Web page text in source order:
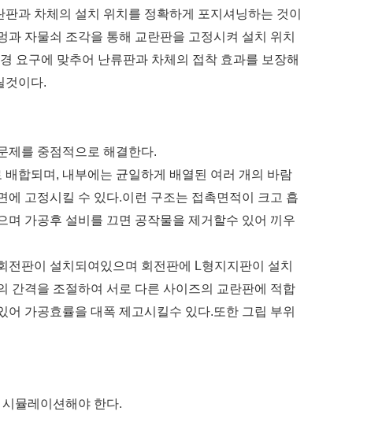
과 차체의 설치 위치를 정확하게 포지셔닝하는 것이
자물쇠 조각을 통해 교란판을 고정시켜 설치 위치
요구에 맞추어 난류판과 차체의 접착 효과를 보장해
것이다.
제를 중점적으로 해결한다.
합되며, 내부에는 균일하게 배열된 여러 개의 바람
고정시킬 수 있다.이런 구조는 접촉면적이 크고 흡
가공후 설비를 끄면 공작물을 제거할수 있어 끼우
판이 설치되여있으며 회전판에 L형지지판이 설치
간격을 조절하여 서로 다른 사이즈의 교란판에 적합
가공효률을 대폭 제고시킬수 있다.또한 그립 부위
뮬레이션해야 한다.